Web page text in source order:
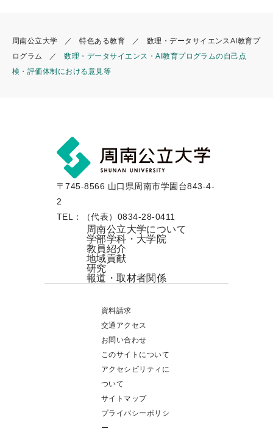
周南公立大学 特色ある教育
数理・データサイエンスAI教育プ
ログラム
数理・データサイエンス・AI教育プログラムの自己点
検・評価体制における意見等
〒745-8566 山口県周南市学園台843-4-
2
TEL：（代表）0834-28-0411
周南公立大学について
学部学科・大学院
教員紹介
地域貢献
研究
報道・取材者関係
資料請求
交通アクセス
お問い合わせ
このサイトについて
アクセシビリティに
ついて
サイトマップ
プライバシーポリシ
ー